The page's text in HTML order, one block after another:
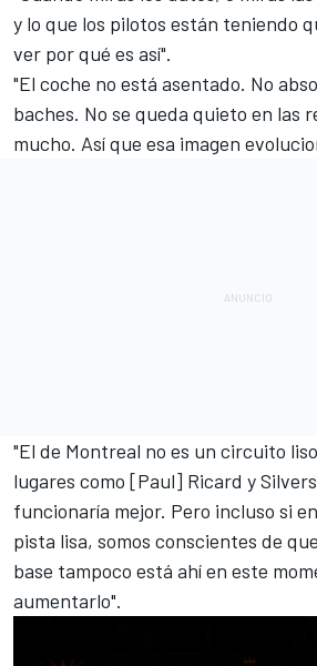
y lo que los pilotos están teniendo
ver por qué es así".
"El coche no está asentado. No
baches. No se queda quieto en las
mucho. Así que esa imagen
"El de Montreal no es un circuito
lugares como [Paul] Ricard y
funcionaría mejor. Pero incluso si
pista lisa, somos conscientes de
base tampoco está ahí en este
aumentarlo".